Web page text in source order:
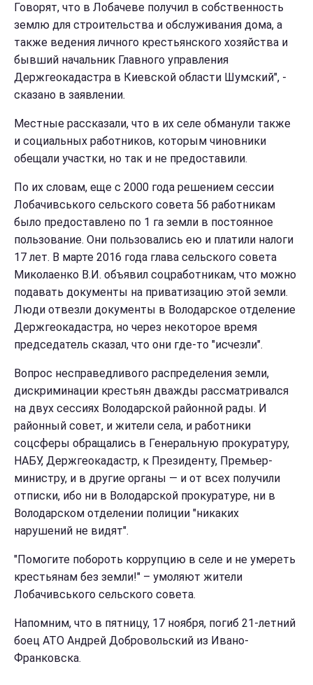
Говорят, что в Лобачеве получил в собственность
землю для строительства и обслуживания дома, а
также ведения личного крестьянского хозяйства и
бывший начальник Главного управления
Держгеокадастра в Киевской области Шумский", -
сказано в заявлении.
Местные рассказали, что в их селе обманули также
и социальных работников, которым чиновники
обещали участки, но так и не предоставили.
По их словам, еще с 2000 года решением сессии
Лобачивського сельского совета 56 работникам
было предоставлено по 1 га земли в постоянное
пользование. Они пользовались ею и платили налоги
17 лет. В марте 2016 года глава сельского совета
Миколаенко В.И. объявил соцработникам, что можно
подавать документы на приватизацию этой земли.
Люди отвезли документы в Володарское отделение
Держгеокадастра, но через некоторое время
председатель сказал, что они где-то "исчезли".
Вопрос несправедливого распределения земли,
дискриминации крестьян дважды рассматривался
на двух сессиях Володарской районной рады. И
районный совет, и жители села, и работники
соцсферы обращались в Генеральную прокуратуру,
НАБУ, Держгеокадастр, к Президенту, Премьер-
министру, и в другие органы — и от всех получили
отписки, ибо ни в Володарской прокуратуре, ни в
Володарском отделении полиции "никаких
нарушений не видят".
"Помогите побороть коррупцию в селе и не умереть
крестьянам без земли!" – умоляют жители
Лобачивського сельского совета.
Напомним, что в пятницу, 17 ноября, погиб 21-летний
боец АТО Андрей Добровольский из Ивано-
Франковска.